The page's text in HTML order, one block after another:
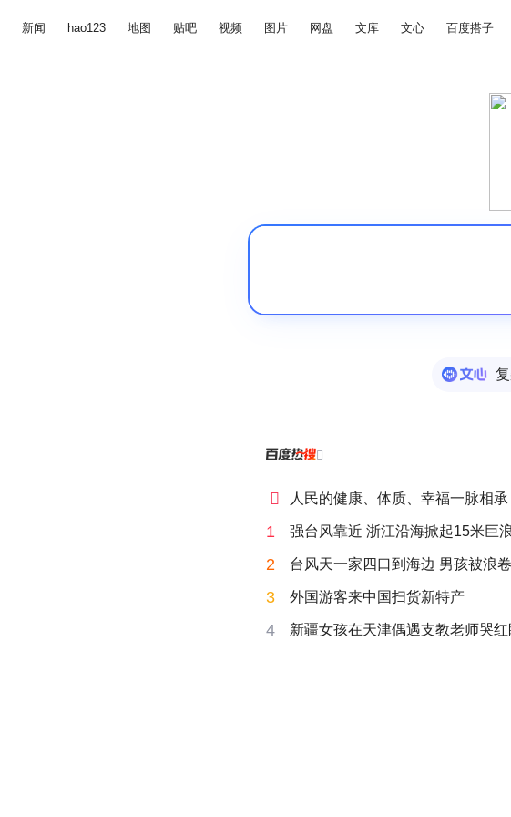
新闻 hao123 地图 贴吧 视频 图片 网盘 文库 文心 百度搭子

 人民的健康、体质、幸福一脉相承
1 强台风靠近 浙江沿海掀起15米巨
2 台风天一家四口到海边 男孩被浪卷走
3 外国游客来中国扫货新特产
4 新疆女孩在天津偶遇支教老师哭红